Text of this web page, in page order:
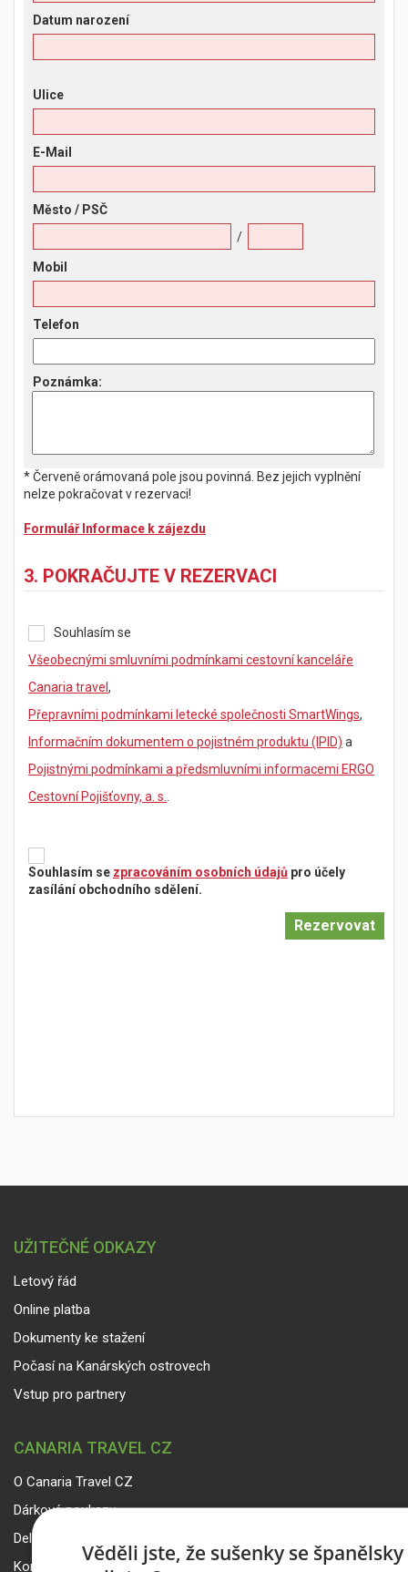
Datum narození
Ulice
E-Mail
Město / PSČ
/
Mobil
Telefon
Poznámka:
* Červeně orámovaná pole jsou povinná. Bez jejich vyplnění
nelze pokračovat v rezervaci!
Formulář Informace k zájezdu
3. POKRAČUJTE V REZERVACI
Souhlasím se
Všeobecnými smluvními podmínkami cestovní kanceláře
Canaria travel ,
Přepravními podmínkami letecké společnosti SmartWings,
Informačním dokumentem o pojistném produktu (IPID) a
Pojistnými podmínkami a předsmluvními informacemi ERGO
Cestovní Pojišťovny, a. s.
Souhlasím se zpracováním osobních údajů pro účely
zasílání obchodního sdělení.
UŽITEČNÉ ODKAZY
Letový řád
Online platba
Dokumenty ke stažení
Počasí na Kanárských ostrovech
Vstup pro partnery
CANARIA TRAVEL CZ
O Canaria Travel CZ
Dárkové poukazy
Delegáti
Kontakty
Věděli jste, že sušenky se